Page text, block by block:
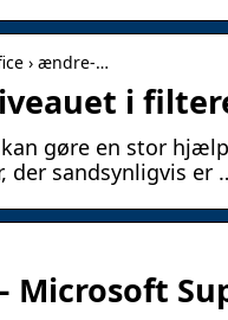
› ændre-…
i
gøre en stor
der sandsynligvis er
Microsoft